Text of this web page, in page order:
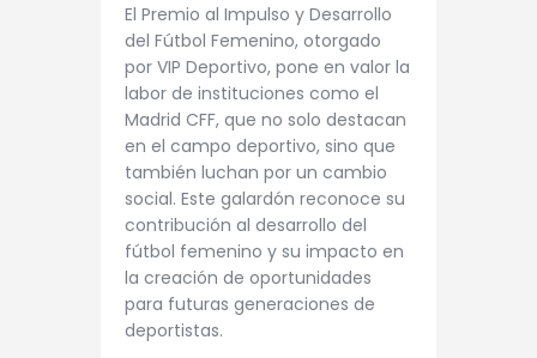
El Premio al Impulso y Desarrollo
del Fútbol Femenino, otorgado
por VIP Deportivo, pone en valor la
labor de instituciones como el
Madrid CFF, que no solo destacan
en el campo deportivo, sino que
también luchan por un cambio
social. Este galardón reconoce su
contribución al desarrollo del
fútbol femenino y su impacto en
la creación de oportunidades
para futuras generaciones de
deportistas.